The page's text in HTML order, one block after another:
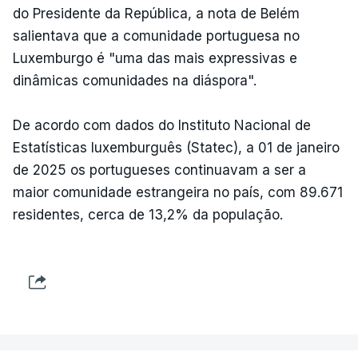
do Presidente da República, a nota de Belém
salientava que a comunidade portuguesa no
Luxemburgo é "uma das mais expressivas e
dinâmicas comunidades na diáspora".
De acordo com dados do Instituto Nacional de
Estatísticas luxemburguês (Statec), a 01 de janeiro
de 2025 os portugueses continuavam a ser a
maior comunidade estrangeira no país, com 89.671
residentes, cerca de 13,2% da população.